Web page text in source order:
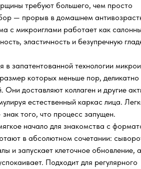
требуют большего, чем просто
— прорыв в домашнем
с микроиглами работает как
эластичность и безупречную
в запатентованной технологии
которых меньше пор, деликатно
Они доставляют коллаген и другие
естественный каркас лица.
того, что процесс запущен.
начало для знакомства с
в абсолютном сочетании:
и запускает клеточное обновление,
Подходит для регулярного